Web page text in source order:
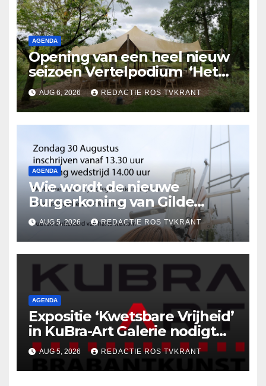
AGENDA
Opening van een heel nieuw
seizoen Vertelpodium ‘Het
Lopende Vuur’. Landelijke
verhalen in Bomentuin D’n
Hooidonk
AUG 6, 2026 REDACTIE ROS TVKRANT
AGENDA
Wie wordt de nieuwe
Burgerkoning van Gilde
Rosmalen !
AUG 5, 2026 REDACTIE ROS TVKRANT
AGENDA
Expositie ‘Kwetsbare Vrijheid’
in KuBra-Art Galerie nodigt
uit tot ontmoeting en
reflectie
AUG 5, 2026 REDACTIE ROS TVKRANT